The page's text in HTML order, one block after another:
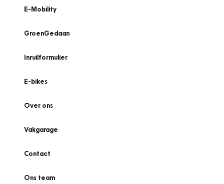
E-Mobility
GroenGedaan
Inruilformulier
E-bikes
Over ons
Vakgarage
Contact
Ons team